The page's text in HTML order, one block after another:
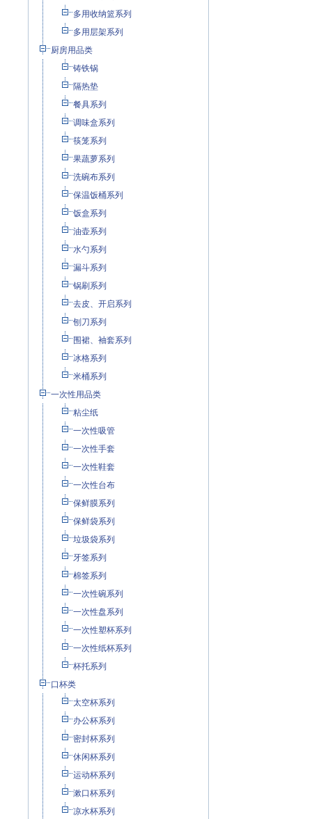
多用收纳篮系列
多用层架系列
厨房用品类
铸铁锅
隔热垫
餐具系列
调味盒系列
筷笼系列
果蔬萝系列
洗碗布系列
保温饭桶系列
饭盒系列
油壶系列
水勺系列
漏斗系列
锅刷系列
去皮、开启系列
刨刀系列
围裙、袖套系列
冰格系列
米桶系列
一次性用品类
粘尘纸
一次性吸管
一次性手套
一次性鞋套
一次性台布
保鲜膜系列
保鲜袋系列
垃圾袋系列
牙签系列
棉签系列
一次性碗系列
一次性盘系列
一次性塑杯系列
一次性纸杯系列
杯托系列
口杯类
太空杯系列
办公杯系列
密封杯系列
休闲杯系列
运动杯系列
漱口杯系列
凉水杯系列